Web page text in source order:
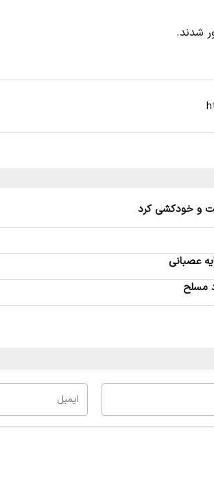
شدند.
و خودکشی کرد
عصبانی